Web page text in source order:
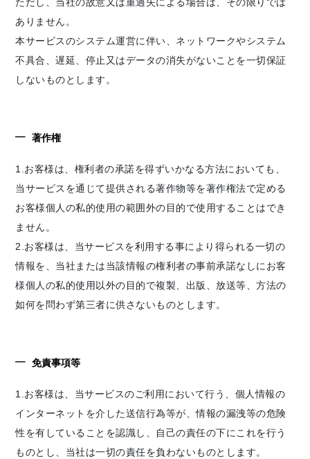
ただし、当社の故意又は重過失による場合は、その限りでは
ありません。
本サービスのシステム運営に伴い、ネットワークやシステム
不具合、遅延、停止又はデータの消失がないことを一切保証
しないものとします。
著作権
1.お客様は、権利者の承諾を得ずいかなる方法においても、
当サービスを通じて提供される著作物等を著作権法で定める
お客様個人の私的使用の範囲外の目的で使用することはでき
ません。
2.お客様は、当サービスを利用する事により得られる一切の
情報を、当社または当該情報の権利者の事前承諾なしにお客
様個人の私的使用以外の目的で複製、出版、放送等、方法の
如何を問わず第三者に供さないものとします。
免責事項等
1.お客様は、当サービスのご利用において行う、個人情報の
インターネットを介した送信行為等が、情報の漏洩等の危険
性を有していることを認識し、自己の責任の下にこれを行う
ものとし、当社は一切の責任を負わないものとします。